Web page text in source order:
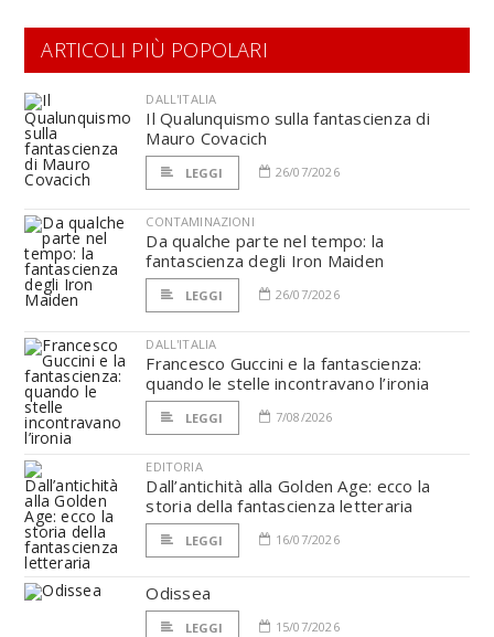
ARTICOLI PIÙ POPOLARI
DALL'ITALIA
Il Qualunquismo sulla fantascienza di
Mauro Covacich
LEGGI 26/07/2026
CONTAMINAZIONI
Da qualche parte nel tempo: la
fantascienza degli Iron Maiden
LEGGI 26/07/2026
DALL'ITALIA
Francesco Guccini e la fantascienza:
quando le stelle incontravano l’ironia
LEGGI 7/08/2026
EDITORIA
Dall’antichità alla Golden Age: ecco la
storia della fantascienza letteraria
LEGGI 16/07/2026
Odissea
LEGGI 15/07/2026